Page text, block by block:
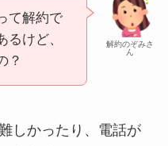
解約のぞみさ
ん
て解約で
るけど、
？
しかったり、電話が